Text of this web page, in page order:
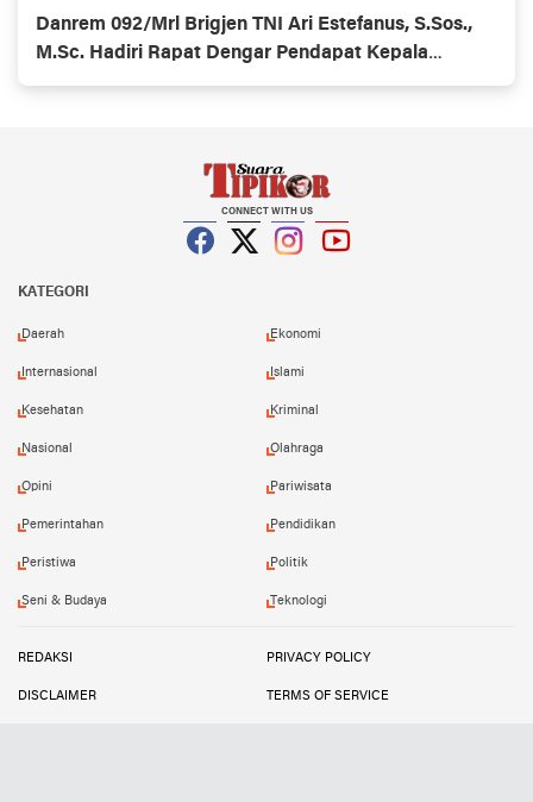
Danrem 092/Mrl Brigjen TNI Ari Estefanus, S.Sos.,
M.Sc. Hadiri Rapat Dengar Pendapat Kepala
Daerah Se-Provinsi Kalimantan Utara
CONNECT WITH US
KATEGORI
Daerah Ekonomi
Internasional Islami
Kesehatan Kriminal
Nasional Olahraga
Opini Pariwisata
Pemerintahan Pendidikan
Peristiwa Politik
Seni & Budaya Teknologi
REDAKSI PRIVACY POLICY
DISCLAIMER TERMS OF SERVICE